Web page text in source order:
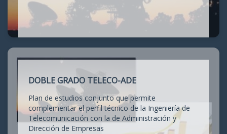
DOBLE GRADO TELECO-ADE
Plan de estudios conjunto que permite
complementar el perfil técnico de la Ingeniería de
Telecomunicación con la de Administración y
Dirección de Empresas